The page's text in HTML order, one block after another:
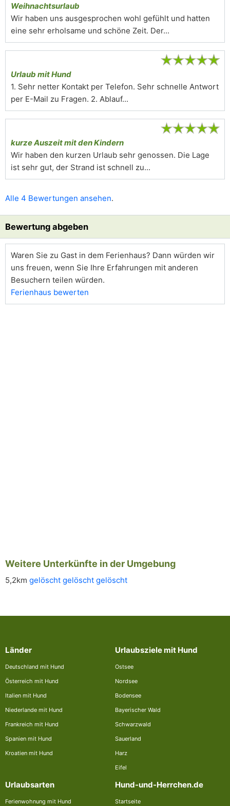
Weihnachtsurlaub
Wir haben uns ausgesprochen wohl gefühlt und hatten
eine sehr erholsame und schöne Zeit. Der...
★★★★★
Urlaub mit Hund
1. Sehr netter Kontakt per Telefon. Sehr schnelle Antwort
per E-Mail zu Fragen. 2. Ablauf...
★★★★★
kurze Auszeit mit den Kindern
Wir haben den kurzen Urlaub sehr genossen. Die Lage
ist sehr gut, der Strand ist schnell zu...
Alle 4 Bewertungen ansehen.
Bewertung abgeben
Waren Sie zu Gast in dem Ferienhaus? Dann würden wir
uns freuen, wenn Sie Ihre Erfahrungen mit anderen
Besuchern teilen würden.
Ferienhaus bewerten
Weitere Unterkünfte in der Umgebung
5,2km gelöscht gelöscht gelöscht
Länder
Deutschland mit Hund
Österreich mit Hund
Italien mit Hund
Niederlande mit Hund
Frankreich mit Hund
Spanien mit Hund
Kroatien mit Hund
Urlaubsziele mit Hund
Ostsee
Nordsee
Bodensee
Bayerischer Wald
Schwarzwald
Sauerland
Harz
Eifel
Urlaubsarten
Ferienwohnung mit Hund
Hund-und-Herrchen.de
Startseite